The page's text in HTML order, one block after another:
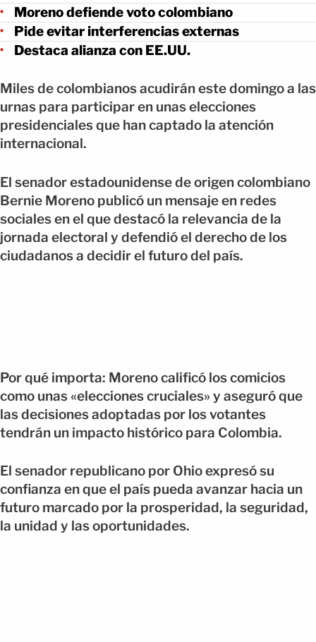
Moreno defiende voto colombiano
Pide evitar interferencias externas
Destaca alianza con EE.UU.
Miles de colombianos acudirán este domingo a las
urnas para participar en unas elecciones
presidenciales que han captado la atención
internacional.
El senador estadounidense de origen colombiano
Bernie Moreno publicó un mensaje en redes
sociales en el que destacó la relevancia de la
jornada electoral y defendió el derecho de los
ciudadanos a decidir el futuro del país.
Por qué importa: Moreno calificó los comicios
como unas «elecciones cruciales» y aseguró que
las decisiones adoptadas por los votantes
tendrán un impacto histórico para Colombia.
El senador republicano por Ohio expresó su
confianza en que el país pueda avanzar hacia un
futuro marcado por la prosperidad, la seguridad,
la unidad y las oportunidades.